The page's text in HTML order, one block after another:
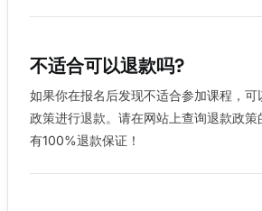
不适合可以退款吗?
如果你在报名后发现不适合参加课程，可
政策进行退款。请在网站上查询退款政策
有100%退款保证！